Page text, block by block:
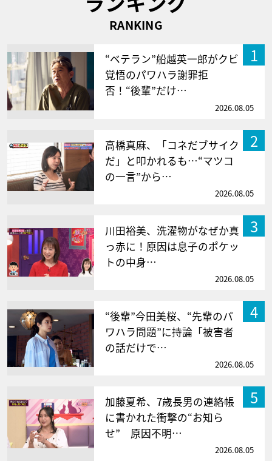
RANKING
1
“ベテラン”船越英一郎がクビ
覚悟のパワハラ謝罪拒
否！“後輩”だけ…
2026.08.05
2
高橋真麻、「コネだブサイク
だ」と叩かれるも…“マツコ
の一言”から…
2026.08.05
3
川田裕美、洗濯物がなぜか真
っ赤に！原因は息子のポケッ
トの中身…
2026.08.05
4
“後輩”今田美桜、“先輩のパ
ワハラ問題”に持論「被害者
の話だけで…
2026.08.05
5
加藤夏希、7歳長男の連絡帳
に書かれた衝撃の“お知ら
せ” 原因不明…
2026.08.05